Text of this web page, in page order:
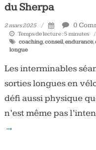
du Sherpa
2 mars 2025 0
Temps de lecture : 5 minutes
coaching,conseil,endurance,
longue
Les interminables
sorties longues en
défi aussi physique
n’est même pas
→